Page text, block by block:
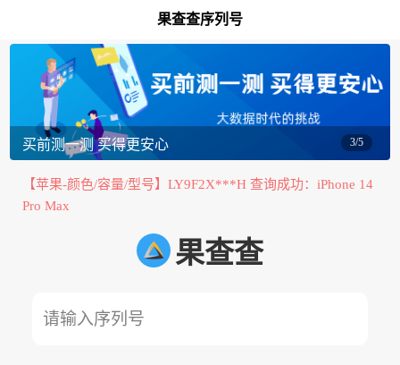
果查查序列号
买前测一测 买得更安心 3/5
【苹果-保修激活日期查询】C7CDT0E8***8 查询成功：iPho
ne 15 Pro Max
【苹果-颜色/容量/型号/ID激活锁】PQ6FJW***X 查询成功：
iPad Pro 11英寸（第三代）
【苹果-颜色/容量/型号】LY9F2X***H 查询成功：iPhone 14
Pro Max
查询成功：Mate 70 Pro+ 全网通版 16GB+512GB (PLA-AL1
【苹果-GSX验机报告】H6P90P***M 查询成功：IPHONE 16
【OPPO/真我/一加-型号/容量/颜色】86406907559***8 查询
成功：A2x
【苹果-高级查询A】C12R79***F 查询成功：iPhone 15 Pro
【苹果-演示机信息查询】J2X71R***G 查询成功：Mac Studi
o（2025年M4 Max版本、2025年M3 Ultra版本、2023年M2
Max版本、2023年M2 Ultra版本、2022年M1 Max版本、2022
年M1 Ultra版本等 ）
果查查
请输入序列号